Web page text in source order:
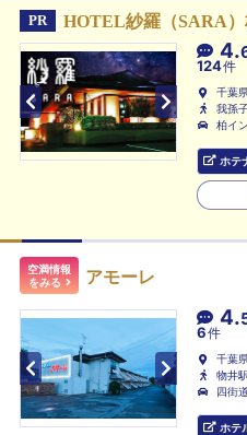
PR HOTEL紗羅（SARA
4.
124件
千葉
我孫
柏イ
ホテ
空満情報
をみる
アモーレ
4.
6件
千葉
物井
四街
ホテ